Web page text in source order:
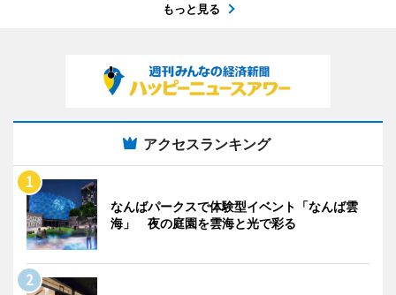
もっと見る
アクセスランキング
なんばパークスで体験型イベント「なんば雲
海」 夜の庭園を雲海と光で彩る